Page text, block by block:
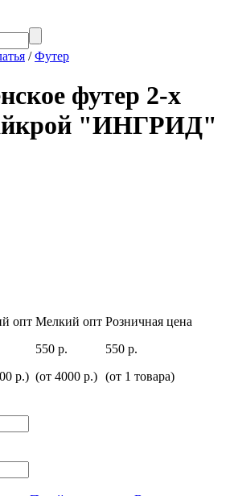
/Футер
футер 2-х
"ИНГРИД"
опт
р.)
Мелкий опт
550 р.
(от 4000 р.)
Розничная цена
550 р.
(от 1 товара)